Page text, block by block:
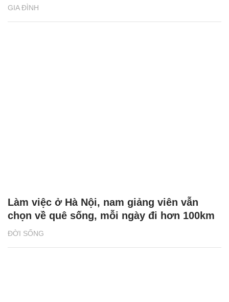
GIA ĐÌNH
ĐỜI SỐNG
Làm việc ở Hà Nội, nam giảng viên vẫn
chọn về quê sống, mỗi ngày đi hơn 100km